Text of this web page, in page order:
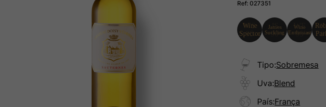
Ref:027351
Tipo:Sobremesa
Uva:Blend
País:França